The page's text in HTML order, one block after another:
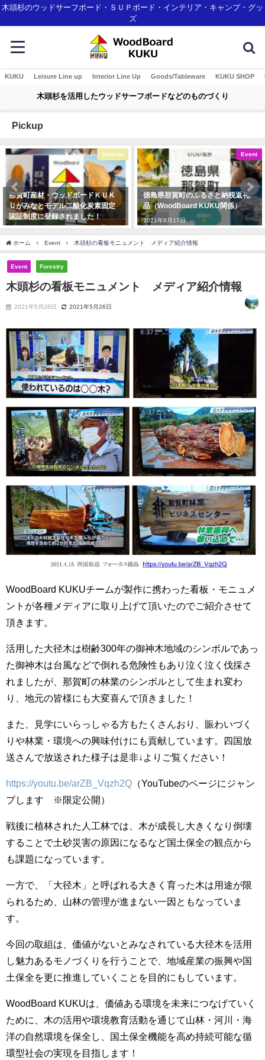
木頭杉のウッドサーフボード・ＳＵＰボード・インテリア・キャンプ・グッ
ズ
KUKU Leisure Line up Interior Line Up Goods/Tableware KUKU SHOP
木頭杉を活用したウッドサーフボードなどのものづくり
Pickup
Awards
那賀町産材・ウッドボードＫＵＫ
Ｕがみなとモデル二酸化炭素固定
認証制度に登録されました！
Event
徳島県那賀町のふるさと納税返礼
品（WoodBoard KUKU関係）
2021年8月17日
ホーム Event 木頭杉の看板モニュメント メディア紹介情報
Event Forestry
木頭杉の看板モニュメント メディア紹介情報
2021年5月26日 2021年5月26日
WoodBoard KUKUチームが製作に携わった看板・モニュメ
ントが各種メディアに取り上げて頂いたのでご紹介させて
頂きます。
活用した大径木は樹齢300年の御神木地域のシンボルであっ
た御神木は台風などで倒れる危険性もあり泣く泣く伐採さ
れましたが、那賀町の林業のシンボルとして生まれ変わ
り、地元の皆様にも大変喜んで頂きました！
また、見学にいらっしゃる方もたくさんおり、賑わいづく
りや林業・環境への興味付けにも貢献しています。四国放
送さんで放送された様子は是非↓よりご覧ください！
https://youtu.be/arZB_Vqzh2Q （YouTubeのページにジャン
プします ※限定公開）
戦後に植林された人工林では、木が成長し大きくなり倒壊
することで土砂災害の原因になるなど国土保全の観点から
も課題になっています。
一方で、「大径木」と呼ばれる大きく育った木は用途が限
られるため、山林の管理が進まない一因ともなっていま
す。
今回の取組は、価値がないとみなされている大径木を活用
し魅力あるモノづくりを行うことで、地域産業の振興や国
土保全を更に推進していくことを目的にもしています。
WoodBoard KUKUは、価値ある環境を未来につなげていく
ために、木の活用や環境教育活動を通じて山林・河川・海
洋の自然環境を保全し、国土保全機能を高め持続可能な循
環型社会の実現を目指します！